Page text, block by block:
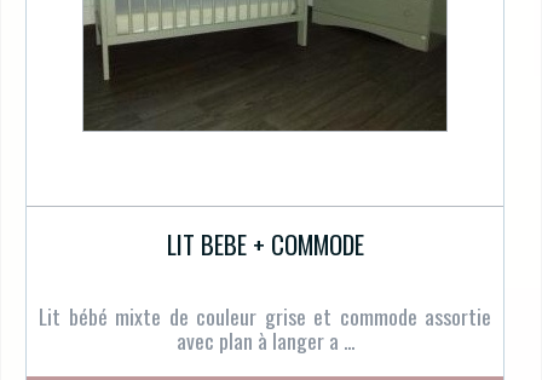
LIT BEBE + COMMODE
Lit bébé mixte de couleur grise et commode assortie
avec plan à langer a ...